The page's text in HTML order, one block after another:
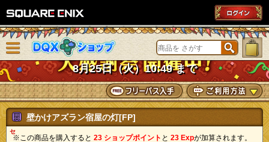
DQXショップ
8月25日（火）10:49 まで
ニューを閉じる
壁かけアズラン宿屋の灯[FP]
※この商品を購入すると 23 ショップポイント と 23 Expが加算されます。
セ